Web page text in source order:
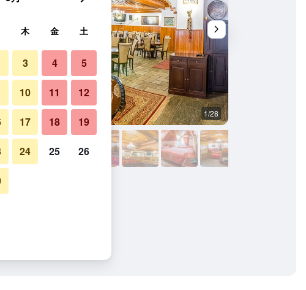
1/28
木 金 土
3 4 5
10 11 12
17 18 19
24 25 26